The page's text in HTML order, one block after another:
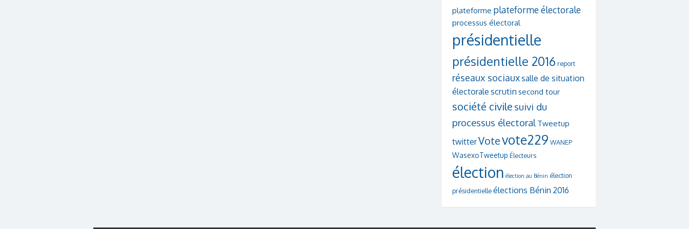
plateforme plateforme électorale
processus électoral
présidentielle
présidentielle 2016 report
réseaux sociauxsalle de situation
électorale scrutinsecond tour
société civile suivi du
processus électoral Tweetup
twitterVotevote229 WANEP
WasexoTweetup Électeurs
élection élection au Bénin élection
présidentielleélections Bénin 2016